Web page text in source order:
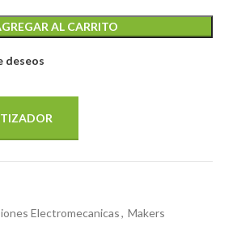
AL CARRITO
deseos
Electromecanicas, Makers